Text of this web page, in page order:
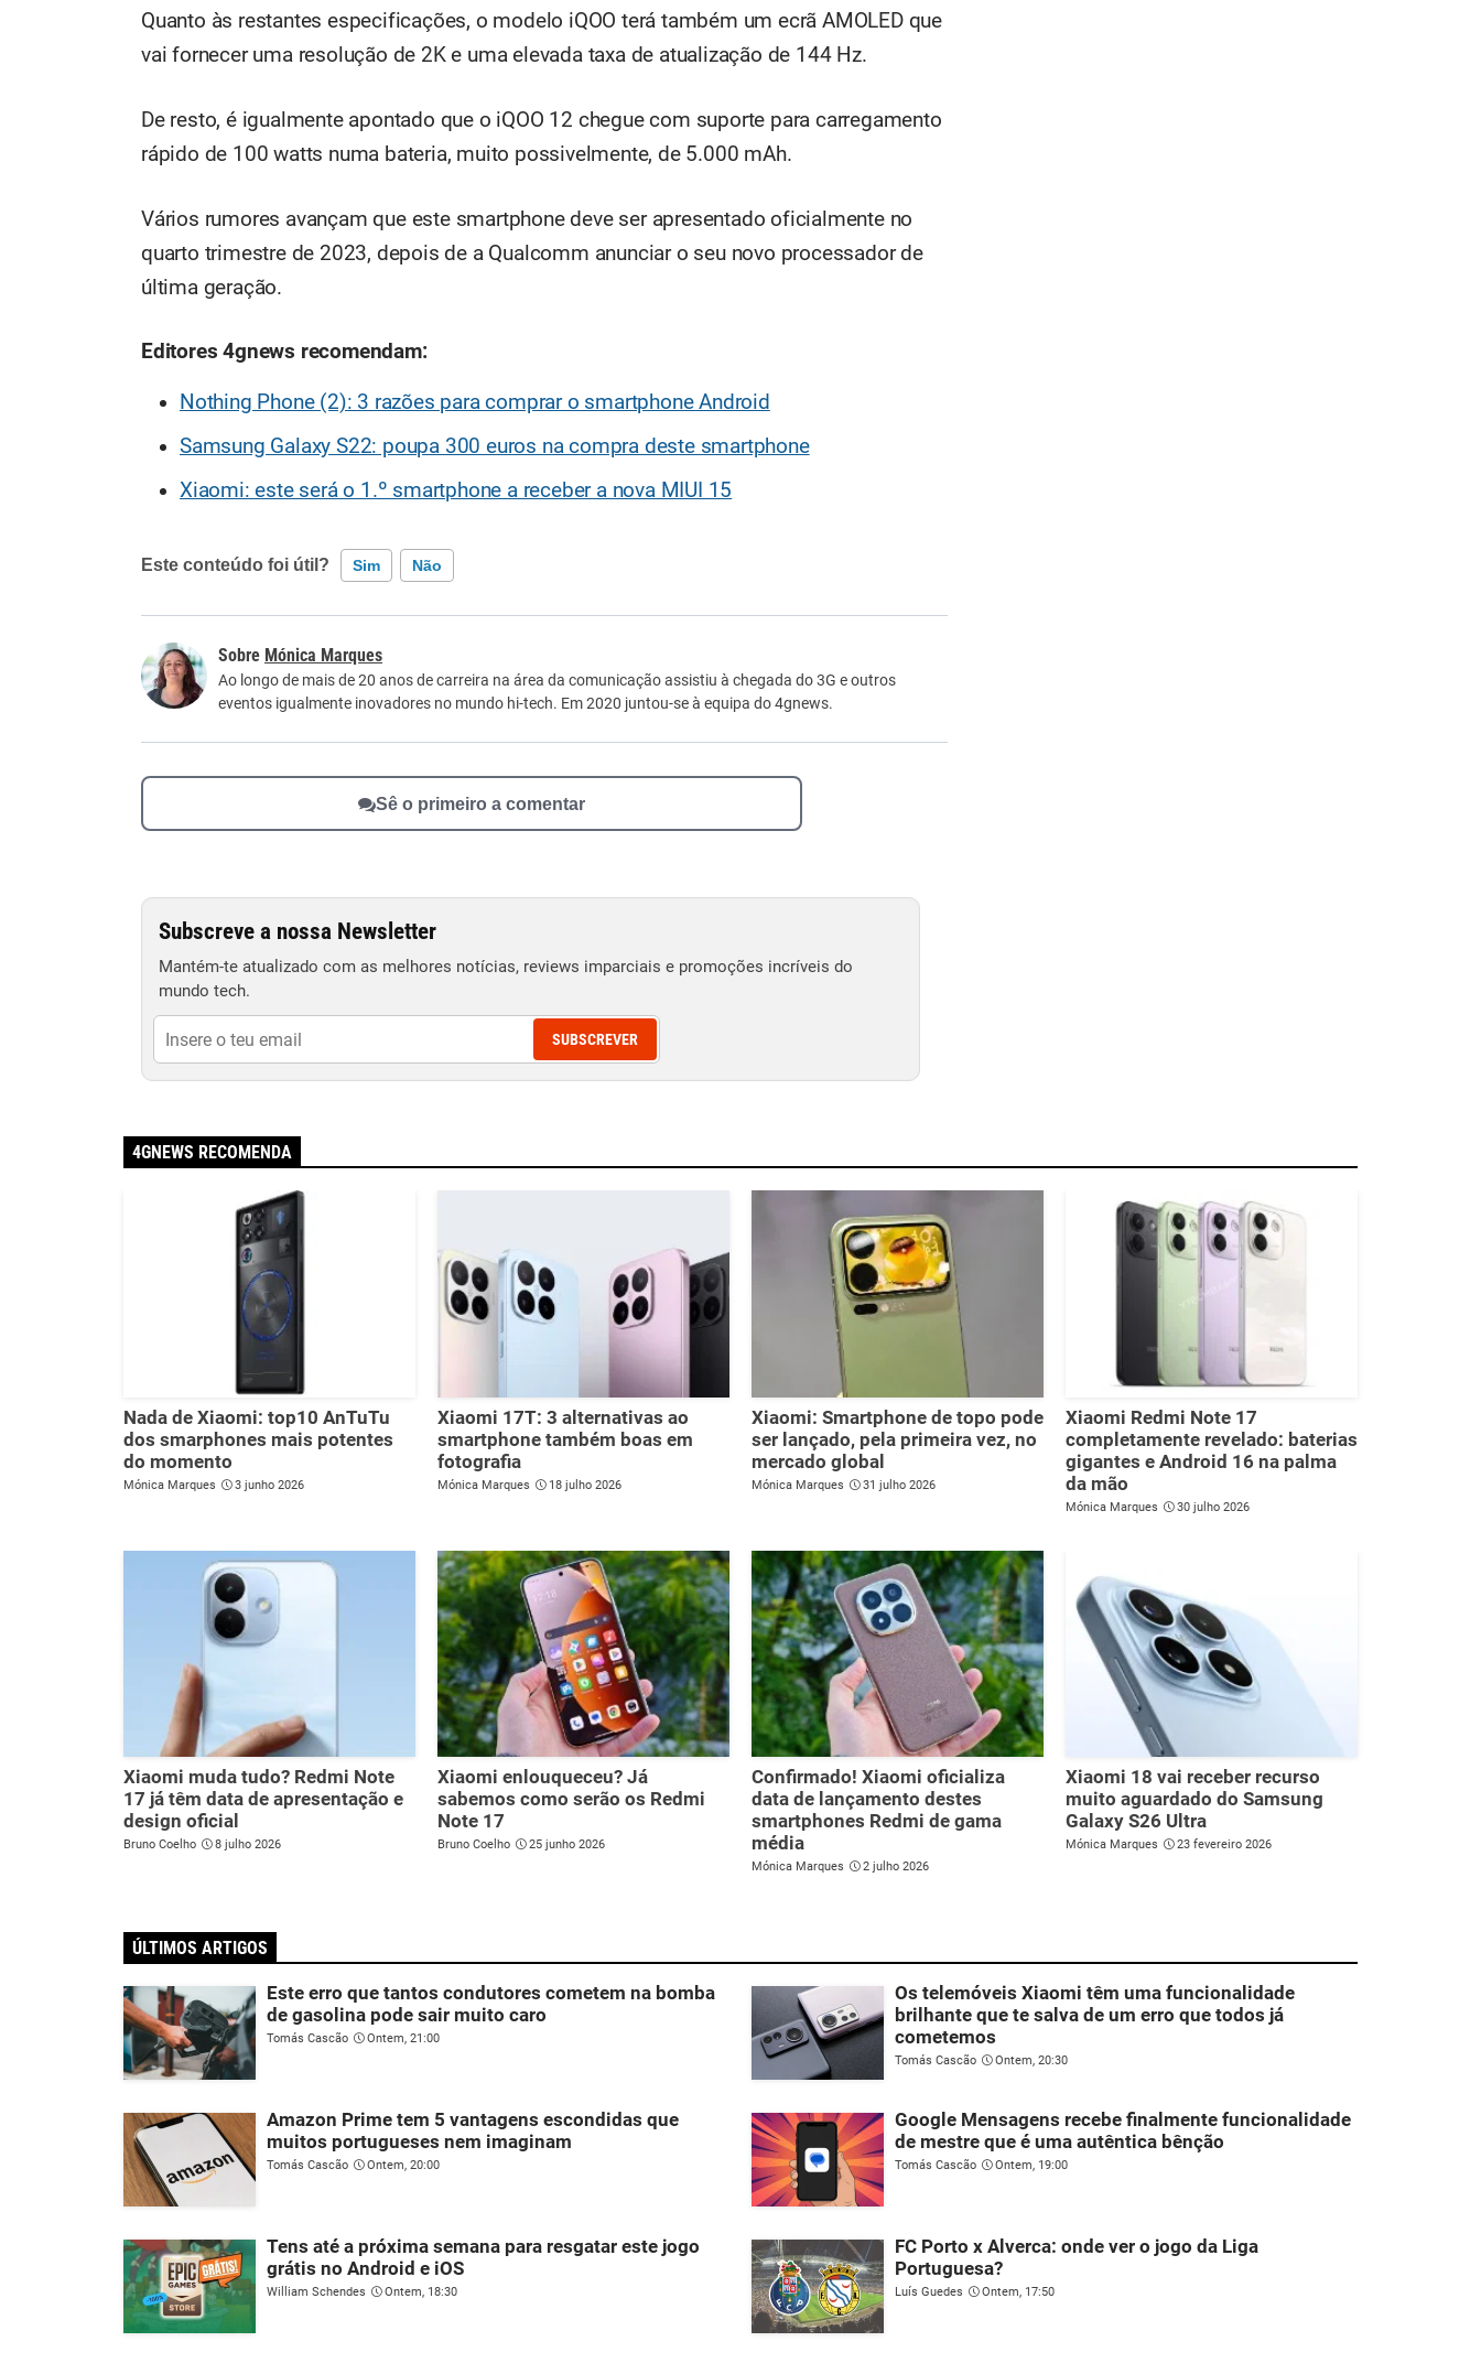
Quanto às restantes especificações, o modelo iQOO terá também um ecrã AMOLED que
vai fornecer uma resolução de 2K e uma elevada taxa de atualização de 144 Hz.
De resto, é igualmente apontado que o iQOO 12 chegue com suporte para carregamento
rápido de 100 watts numa bateria, muito possivelmente, de 5.000 mAh.
Vários rumores avançam que este smartphone deve ser apresentado oficialmente no
quarto trimestre de 2023, depois de a Qualcomm anunciar o seu novo processador de
última geração.
Editores 4gnews recomendam:
Nothing Phone (2): 3 razões para comprar o smartphone Android
Samsung Galaxy S22: poupa 300 euros na compra deste smartphone
Xiaomi: este será o 1.º smartphone a receber a nova MIUI 15
Este conteúdo foi útil? Sim Não
Este conteúdo não tem a informação que procuro
Mónica Marques
Ao longo de mais de 20 anos de carreira na área da comunicação assistiu à chegada do 3G e outros
eventos igualmente inovadores no mundo hi-tech. Em 2020 juntou-se à equipa do 4gnews.
Sê o primeiro a comentar
Subscreve a nossa Newsletter
Mantém-te atualizado com as melhores notícias, reviews imparciais e promoções incríveis do
mundo tech.
SUBSCREVER
4GNEWS RECOMENDA
Nada de Xiaomi: top10 AnTuTu
dos smarphones mais potentes
do momento
Mónica Marques 3 junho 2026
Xiaomi 17T: 3 alternativas ao
smartphone também boas em
fotografia
Mónica Marques 18 julho 2026
Xiaomi: Smartphone de topo pode
ser lançado, pela primeira vez, no
mercado global
Mónica Marques 31 julho 2026
Xiaomi Redmi Note 17
completamente revelado: baterias
gigantes e Android 16 na palma
da mão
Mónica Marques 30 julho 2026
Xiaomi muda tudo? Redmi Note
17 já têm data de apresentação e
design oficial
Bruno Coelho 8 julho 2026
Xiaomi enlouqueceu? Já
sabemos como serão os Redmi
Note 17
Bruno Coelho 25 junho 2026
Confirmado! Xiaomi oficializa
data de lançamento destes
smartphones Redmi de gama
média
Mónica Marques 2 julho 2026
Xiaomi 18 vai receber recurso
muito aguardado do Samsung
Galaxy S26 Ultra
Mónica Marques 23 fevereiro 2026
ÚLTIMOS ARTIGOS
Este erro que tantos condutores cometem na bomba
de gasolina pode sair muito caro
Tomás Cascão Ontem, 21:00
Os telemóveis Xiaomi têm uma funcionalidade
brilhante que te salva de um erro que todos já
cometemos
Tomás Cascão Ontem, 20:30
Amazon Prime tem 5 vantagens escondidas que
muitos portugueses nem imaginam
Tomás Cascão Ontem, 20:00
Google Mensagens recebe finalmente funcionalidade
de mestre que é uma autêntica bênção
Tomás Cascão Ontem, 19:00
Tens até a próxima semana para resgatar este jogo
grátis no Android e iOS
William Schendes Ontem, 18:30
FC Porto x Alverca: onde ver o jogo da Liga
Portuguesa?
Luís Guedes Ontem, 17:50